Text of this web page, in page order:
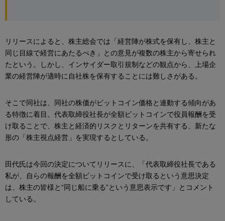
リリースによると、株主総会では「経営陣が株式を保有し、株主と
同じ目線で経営にあたるべき」との意見が複数の株主から寄せられ
たという。しかし、インサイダー取引規制などの観点から、上場企
業の経営陣が適時に自社株を保有することには難しさがある。
そこで同社は、同社の株価がビットコイン価格と連動する傾向があ
る特徴に着目。代表取締役社長が全額ビットコインで役員報酬を受
け取ることで、株主と経済的リスクとリターンを共有する、新たな
形の「株主視点経営」を実現するとしている。
田代氏は今回の決定についてリリースに、「代表取締役社長である
私が、自らの報酬を全額ビットコインで受け取るという意思決定
は、株主の皆様と“同じ船に乗る”という意思表示です」とコメント
している。